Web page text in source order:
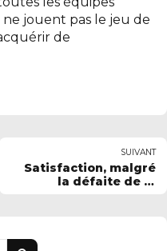
jouent pas le jeu de
de
SUIVANT
Satisfaction, malgré
la défaite de la